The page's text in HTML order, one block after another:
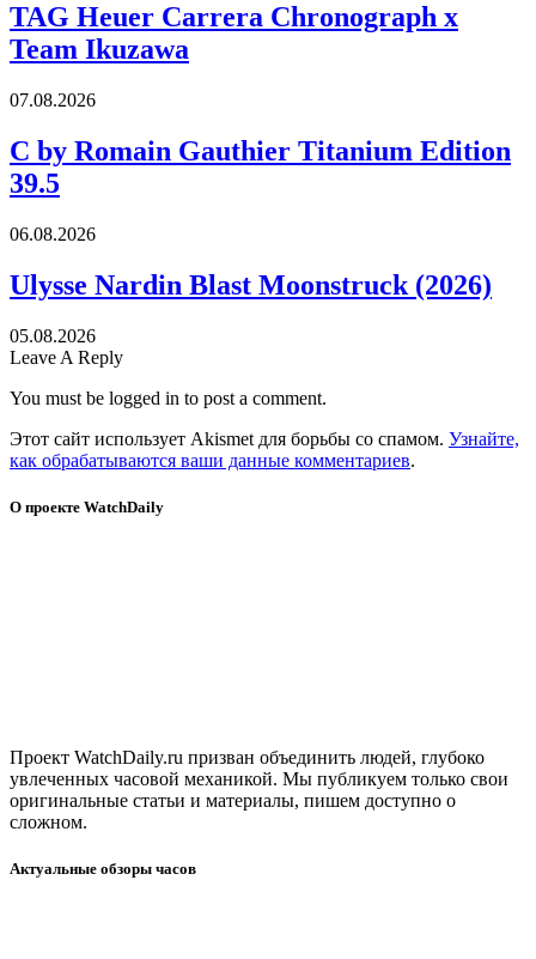
TAG Heuer Carrera Chronograph x
Team Ikuzawa
07.08.2026
C by Romain Gauthier Titanium Edition
39.5
06.08.2026
Ulysse Nardin Blast Moonstruck (2026)
05.08.2026
Leave A Reply
You must be logged in to post a comment.
Этот сайт использует Akismet для борьбы со спамом. Узнайте,
как обрабатываются ваши данные комментариев.
О проекте WatchDaily
Проект WatchDaily.ru призван объединить людей, глубоко
увлеченных часовой механикой. Мы публикуем только свои
оригинальные статьи и материалы, пишем доступно о
сложном.
Актуальные обзоры часов